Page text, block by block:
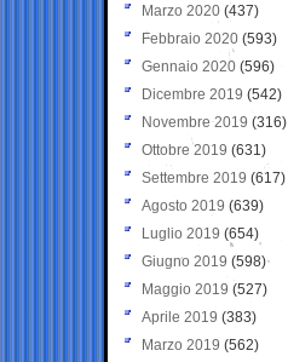
Marzo 2020 (437)
Febbraio 2020 (593)
Gennaio 2020 (596)
Dicembre 2019 (542)
Novembre 2019 (316)
Ottobre 2019 (631)
Settembre 2019 (617)
Agosto 2019 (639)
Luglio 2019 (654)
Giugno 2019 (598)
Maggio 2019 (527)
Aprile 2019 (383)
Marzo 2019 (562)